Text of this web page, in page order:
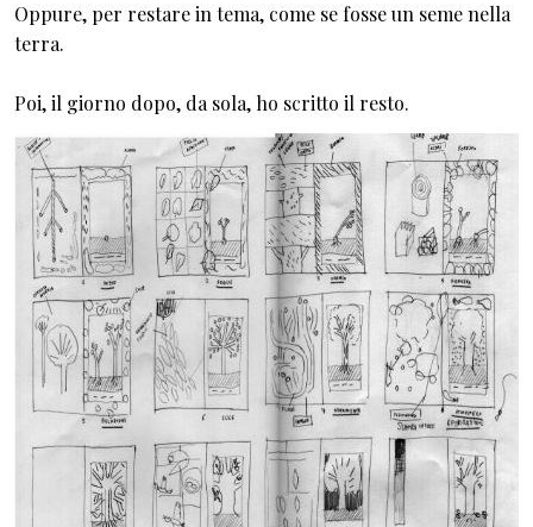
Oppure, per restare in tema, come se fosse un seme nella
terra.
Poi, il giorno dopo, da sola, ho scritto il resto.